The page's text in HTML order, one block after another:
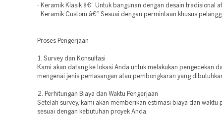
- Keramik Klasik â€“ Untuk bangunan dengan desain tradisional
- Keramik Custom â€“ Sesuai dengan permintaan khusus
Proses Pengerjaan
1. Survey dan Konsultasi
Kami akan datang ke lokasi Anda untuk melakukan pengecekan
mengenai jenis pemasangan atau pembongkaran yang
2. Perhitungan Biaya dan Waktu Pengerjaan
Setelah survey, kami akan memberikan estimasi biaya dan waktu
sesuai dengan kebutuhan proyek Anda.